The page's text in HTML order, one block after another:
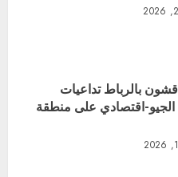
بالرباط تداعيات
الجيو-اقتصادي على منطقة